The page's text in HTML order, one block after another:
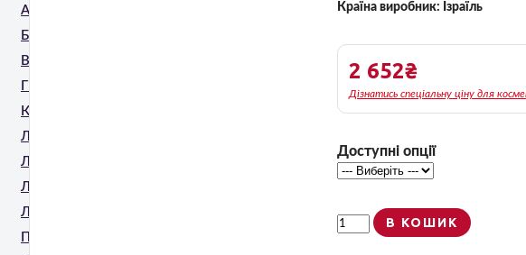
Апаратна мезотерапія
Безголкова мезотерапія
Видалення татуювань
Гінекологія
Корекція фігури
Лімфодренаж
Ліфтинг обличчя та тіла
Лазерна епіляція
Лазерне шліфування
Пресотерапія
Країна виробник: Ізраїль
2 652₴
Дізнатись спеціальну ціну для
Доступні опції
В КОШИК